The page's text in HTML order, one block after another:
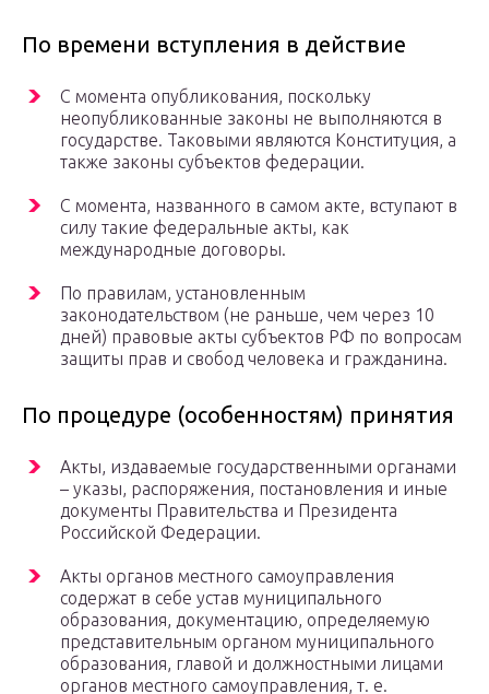
По времени вступления в действие
С момента опубликования, поскольку
неопубликованные законы не выполняются в
государстве. Таковыми являются Конституция, а
также законы субъектов федерации.
С момента, названного в самом акте, вступают в
силу такие федеральные акты, как
международные договоры.
По правилам, установленным
законодательством (не раньше, чем через 10
дней) правовые акты субъектов РФ по вопросам
защиты прав и свобод человека и гражданина.
По процедуре (особенностям) принятия
Акты, издаваемые государственными органами
– указы, распоряжения, постановления и иные
документы Правительства и Президента
Российской Федерации.
Акты органов местного самоуправления
содержат в себе устав муниципального
образования, документацию, определяемую
представительным органом муниципального
образования, главой и должностными лицами
органов местного самоуправления, т. е.